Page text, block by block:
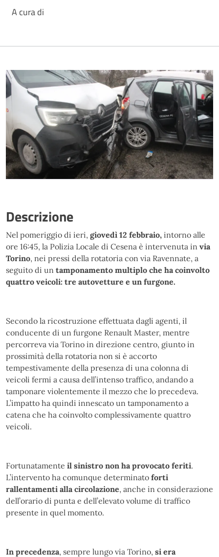
A cura di
Descrizione
Nel pomeriggio di ieri, giovedì 12 febbraio, intorno alle
ore 16:45, la Polizia Locale di Cesena è intervenuta in via
Torino, nei pressi della rotatoria con via Ravennate, a
seguito di un tamponamento multiplo che ha coinvolto
quattro veicoli: tre autovetture e un furgone.
Secondo la ricostruzione effettuata dagli agenti, il
conducente di un furgone Renault Master, mentre
percorreva via Torino in direzione centro, giunto in
prossimità della rotatoria non si è accorto
tempestivamente della presenza di una colonna di
veicoli fermi a causa dell’intenso traffico, andando a
tamponare violentemente il mezzo che lo precedeva.
L’impatto ha quindi innescato un tamponamento a
catena che ha coinvolto complessivamente quattro
veicoli.
Fortunatamente il sinistro non ha provocato feriti.
L’intervento ha comunque determinato forti
rallentamenti alla circolazione, anche in considerazione
dell’orario di punta e dell’elevato volume di traffico
presente in quel momento.
In precedenza, sempre lungo via Torino, si era